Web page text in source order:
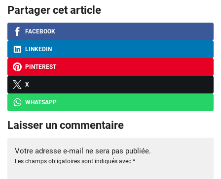
Partager cet article
FACEBOOK
LINKEDIN
PINTEREST
X
WHATSAPP
Laisser un commentaire
Votre adresse e-mail ne sera pas publiée.
Les champs obligatoires sont indiqués avec *